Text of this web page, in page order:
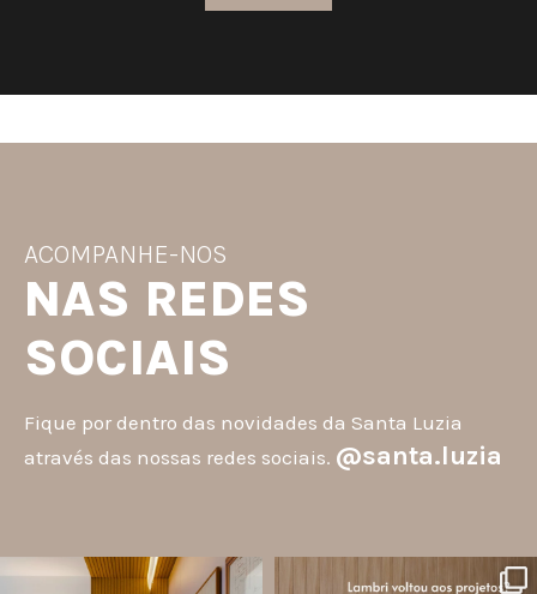
ACOMPANHE-NOS
NAS REDES
SOCIAIS
Fique por dentro das novidades da Santa Luzia
através das nossas redes sociais. @santa.luzia
santa.luzia